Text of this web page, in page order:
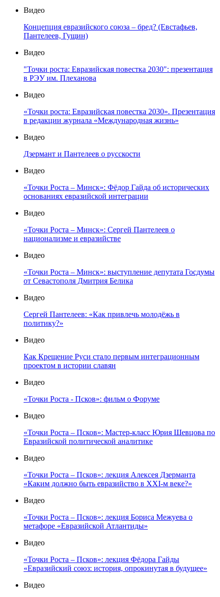
Видео
Концепция евразийского союза – бред? (Евстафьев,
Пантелеев, Гущин)
Видео
"Точки роста: Евразийская повестка 2030": презентация
в РЭУ им. Плеханова
Видео
«Точки роста: Евразийская повестка 2030». Презентация
в редакции журнала «Международная жизнь»
Видео
Дзермант и Пантелеев о русскости
Видео
«Точки Роста – Минск»: Фёдор Гайда об исторических
основаниях евразийской интеграции
Видео
«Точки Роста – Минск»: Сергей Пантелеев о
национализме и евразийстве
Видео
«Точки Роста – Минск»: выступление депутата Госдумы
от Севастополя Дмитрия Белика
Видео
Сергей Пантелеев: «Как привлечь молодёжь в
политику?»
Видео
Как Крещение Руси стало первым интеграционным
проектом в истории славян
Видео
«Точки Роста - Псков»: фильм о Форуме
Видео
«Точки Роста – Псков»: Мастер-класс Юрия Шевцова по
Евразийской политической аналитике
Видео
«Точки Роста – Псков»: лекция Алексея Дзерманта
«Каким должно быть евразийство в XXI-м веке?»
Видео
«Точки Роста – Псков»: лекция Бориса Межуева о
метафоре «Евразийской Атлантиды»
Видео
«Точки Роста – Псков»: лекция Фёдора Гайды
«Евразийский союз: история, опрокинутая в будущее»
Видео